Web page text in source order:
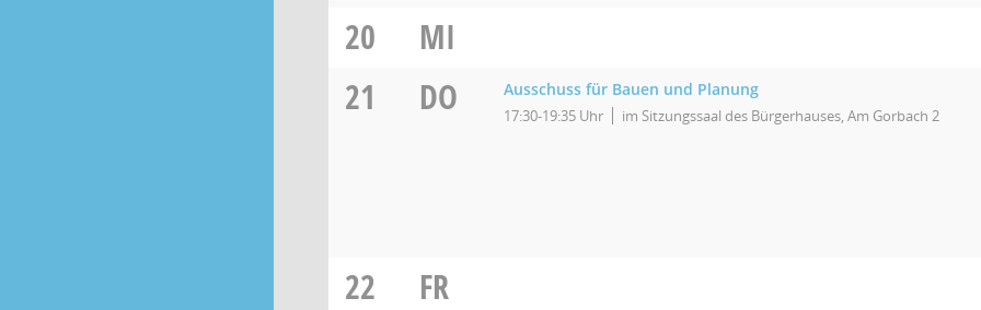
20
MI
21
DO Ausschuss für Bauen und Planung
17:30-19:35 Uhr im Sitzungssaal des Bürgerhauses, Am Gorbach 2
22
FR